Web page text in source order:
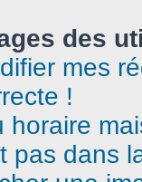
des
mes
!
horaire
pas dans